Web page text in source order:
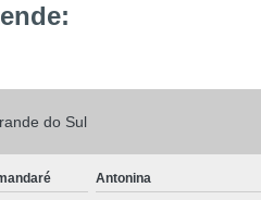
do Sul
Antonina